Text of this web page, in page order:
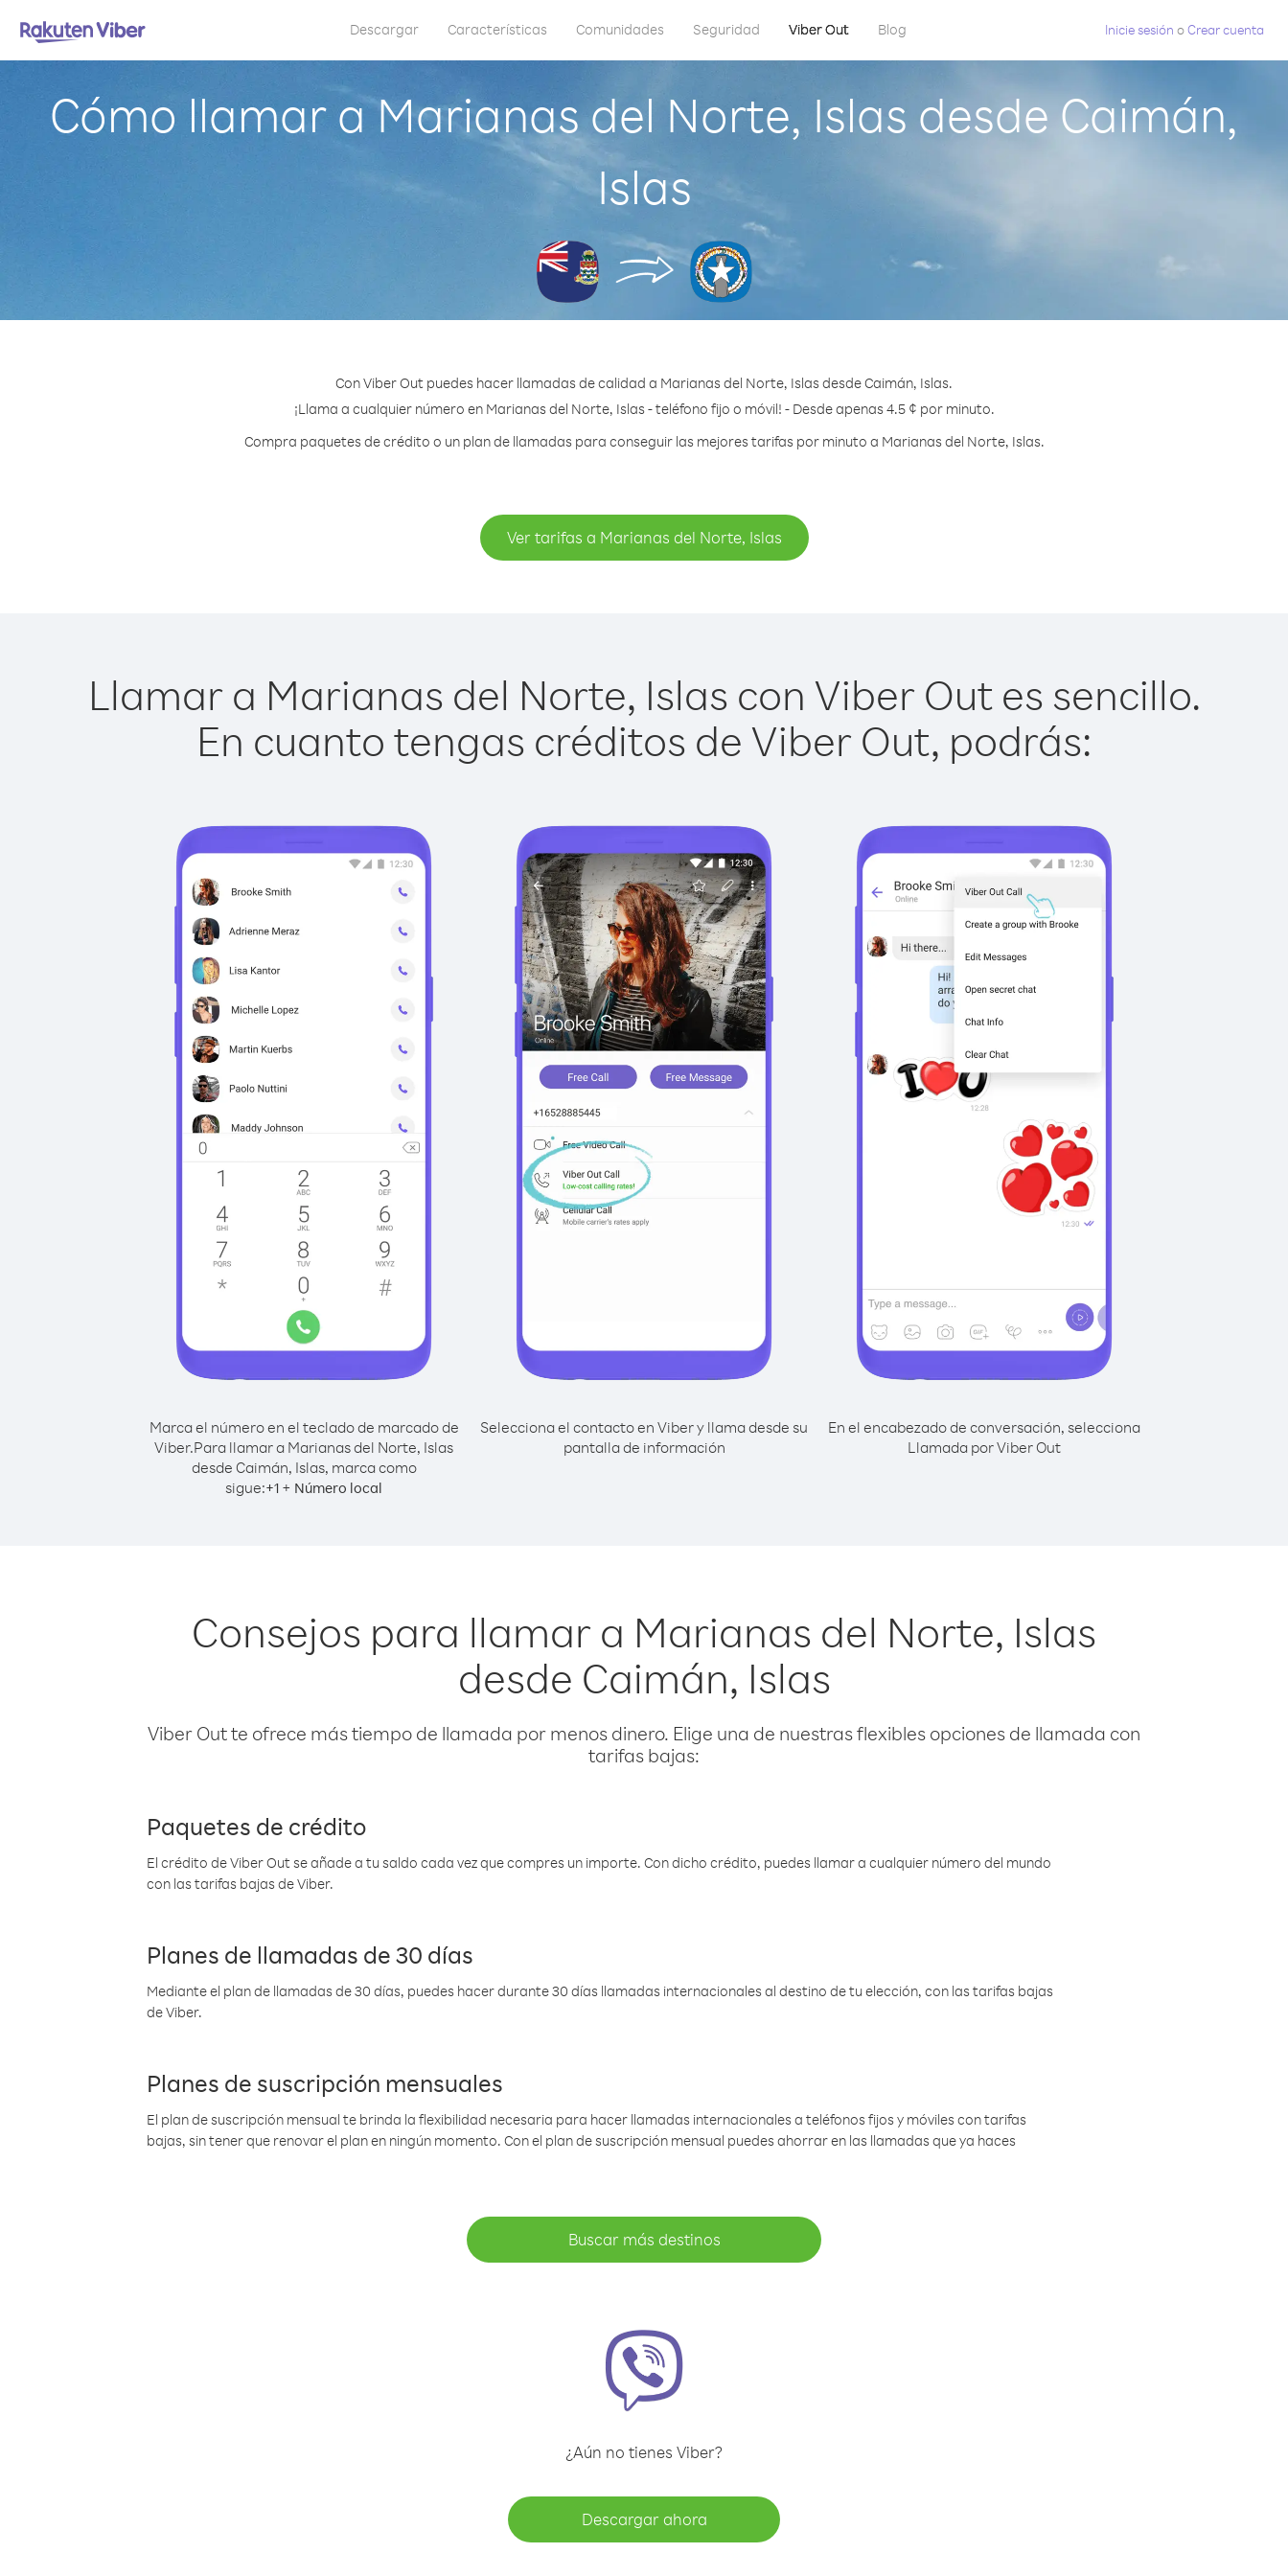
Descargar Características Comunidades Seguridad Viber Out Blog Inicie sesión oCrear cuenta
Cómo llamar a Marianas del Norte, Islas desde Caimán,
Islas
Con Viber Out puedes hacer llamadas de calidad a Marianas del Norte, Islas desde Caimán, Islas.
¡Llama a cualquier número en Marianas del Norte, Islas - teléfono fijo o móvil! - Desde apenas 4.5 ¢ por minuto.
Compra paquetes de crédito o un plan de llamadas para conseguir las mejores tarifas por minuto a Marianas del Norte, Islas.
Ver tarifas a Marianas del Norte, Islas
Llamar a Marianas del Norte, Islas con Viber Out es sencillo.
En cuanto tengas créditos de Viber Out, podrás:
Marca el número en el teclado de marcado de
Viber.Para llamar a Marianas del Norte, Islas
desde Caimán, Islas, marca como
sigue:+1 + Número local
Selecciona el contacto en Viber y llama desde su
pantalla de información
En el encabezado de conversación, selecciona
Llamada por Viber Out
Consejos para llamar a Marianas del Norte, Islas
desde Caimán, Islas
Viber Out te ofrece más tiempo de llamada por menos dinero. Elige una de nuestras flexibles opciones de llamada con
tarifas bajas:
Paquetes de crédito
El crédito de Viber Out se añade a tu saldo cada vez que compres un importe. Con dicho crédito, puedes llamar a cualquier número del mundo
con las tarifas bajas de Viber.
Planes de llamadas de 30 días
Mediante el plan de llamadas de 30 días, puedes hacer durante 30 días llamadas internacionales al destino de tu elección, con las tarifas bajas
de Viber.
Planes de suscripción mensuales
El plan de suscripción mensual te brinda la flexibilidad necesaria para hacer llamadas internacionales a teléfonos fijos y móviles con tarifas
bajas, sin tener que renovar el plan en ningún momento. Con el plan de suscripción mensual puedes ahorrar en las llamadas que ya haces
Buscar más destinos
¿Aún no tienes Viber?
Descargar ahora